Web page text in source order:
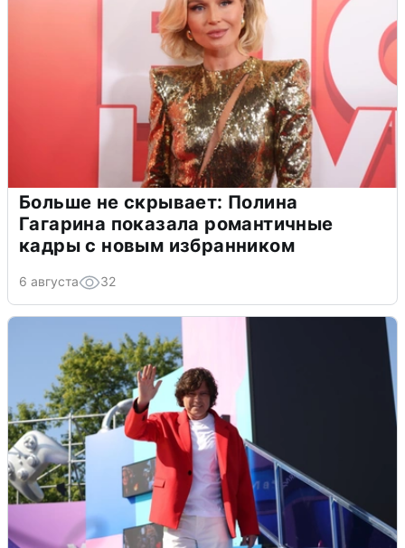
Больше не скрывает: Полина
Гагарина показала романтичные
кадры с новым избранником
6 августа 32